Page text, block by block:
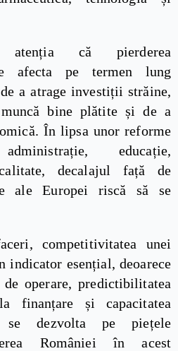
atenția că pierderea
afecta pe termen lung
a atrage investiții străine,
bine plătite și de a
În lipsa unor reforme
educație,
decalajul față de
ale Europei riscă să se
competitivitatea unei
indicator esențial, deoarece
operare, predictibilitatea
finanțare și capacitatea
dezvolta pe piețele
României în acest